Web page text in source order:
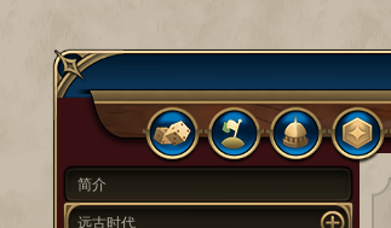
简介
远古时代